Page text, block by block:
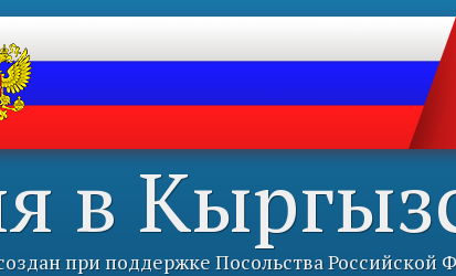
в
при поддержке Посольства Российской